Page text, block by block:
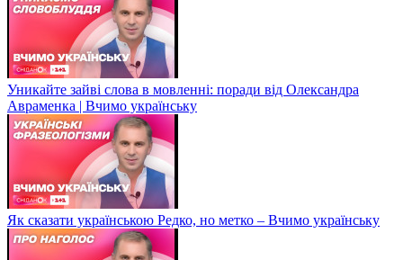
Уникайте зайві слова в мовленні: поради від Олександра
Авраменка | Вчимо українську
Як сказати українською Редко, но метко – Вчимо українську